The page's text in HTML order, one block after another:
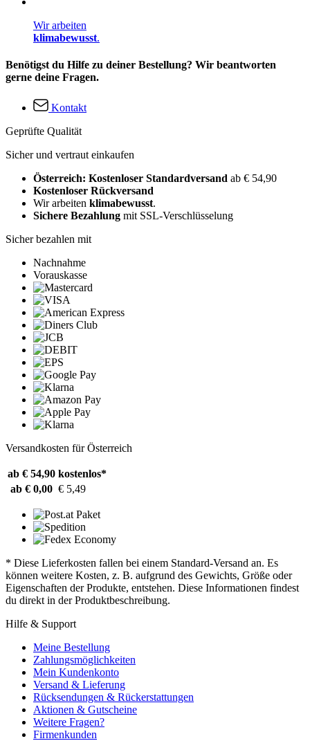
Wir arbeiten
klimabewusst.
Benötigst du Hilfe zu deiner Bestellung? Wir beantworten
gerne deine Fragen.
Kontakt
Geprüfte Qualität
Sicher und vertraut einkaufen
Österreich: Kostenloser Standardversand ab € 54,90
Kostenloser Rückversand
Wir arbeiten klimabewusst.
Sichere Bezahlung mit SSL-Verschlüsselung
Sicher bezahlen mit
Nachnahme
Vorauskasse
Versandkosten für Österreich
ab € 54,90 kostenlos*
ab € 0,00 € 5,49
* Diese Lieferkosten fallen bei einem Standard-Versand an. Es
können weitere Kosten, z. B. aufgrund des Gewichts, Größe oder
Eigenschaften der Produkte, entstehen. Diese Informationen findest
du direkt in der Produktbeschreibung.
Hilfe & Support
Meine Bestellung
Zahlungsmöglichkeiten
Mein Kundenkonto
Versand & Lieferung
Rücksendungen & Rückerstattungen
Aktionen & Gutscheine
Weitere Fragen?
Firmenkunden